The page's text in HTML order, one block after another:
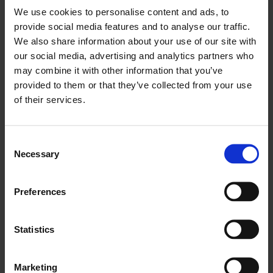
We use cookies to personalise content and ads, to
provide social media features and to analyse our traffic.
We also share information about your use of our site with
our social media, advertising and analytics partners who
may combine it with other information that you’ve
provided to them or that they’ve collected from your use
of their services.
Selection
Necessary
Preferences
Statistics
Marketing
Firmy budowlane i dealerzy sprzętu potrzebują czegoś
więcej niż odizolowanych narzędzi. Potrzebują
ujednoliconego środowiska, w którym zasoby i ludzie
są zarządzani razem. Frontu wychodzi temu naprzeciw,
łącząc zarządzanie technikami ze śledzeniem sprzętu w
ramachjednej platformy
techników, postępu prac i lokalizacji sprzętu, decyzje
operacyjne stają się szybsze i dokładniejsze.
fragmentarycznych informacjach lub wielu systemach.
warunki w czasie rzeczywistym w całej operacji.
Wykorzystując dane dotyczące godzin pracy silnika